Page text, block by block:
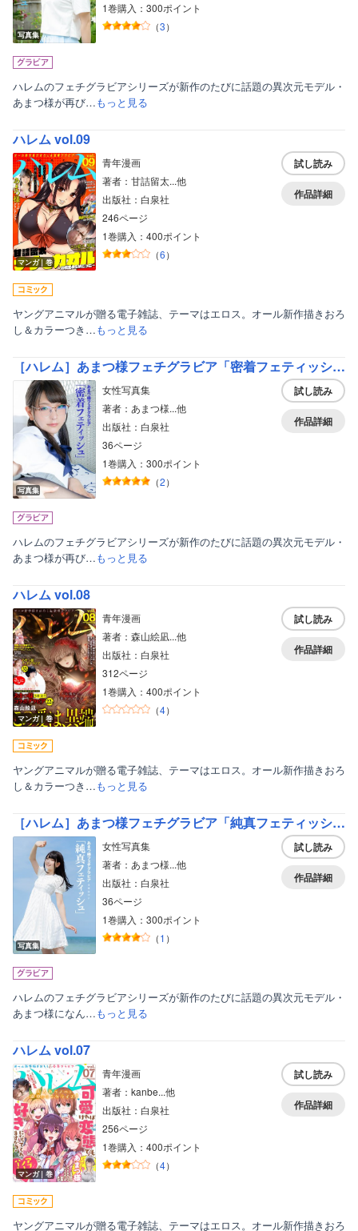
写真集
1巻購入：300ポイント
（3）
ハレムのフェチグラビアシリーズが新作のたびに話題の異次元モデル・
あまつ様が再び…もっと見る
ハレム vol.09
マンガ｜巻
青年漫画
著者：甘詰留太...他
出版社：白泉社
246ページ
1巻購入：400ポイント
（6）
試し読み
作品詳細
ヤングアニマルが贈る電子雑誌、テーマはエロス。オール新作描きおろ
し＆カラーつき…もっと見る
［ハレム］あまつ様フェチグラビア「密着フェティッシュ」【美麗版32P】
写真集
女性写真集
著者：あまつ様...他
出版社：白泉社
36ページ
1巻購入：300ポイント
（2）
試し読み
作品詳細
ハレムのフェチグラビアシリーズが新作のたびに話題の異次元モデル・
あまつ様が再び…もっと見る
ハレム vol.08
マンガ｜巻
青年漫画
著者：森山絵凪...他
出版社：白泉社
312ページ
1巻購入：400ポイント
（4）
試し読み
作品詳細
ヤングアニマルが贈る電子雑誌、テーマはエロス。オール新作描きおろ
し＆カラーつき…もっと見る
［ハレム］あまつ様フェチグラビア「純真フェティッシュ」【美麗版32P】
写真集
女性写真集
著者：あまつ様...他
出版社：白泉社
36ページ
1巻購入：300ポイント
（1 ）
試し読み
作品詳細
ハレムのフェチグラビアシリーズが新作のたびに話題の異次元モデル・
あまつ様になん…もっと見る
ハレム vol.07
マンガ｜巻
青年漫画
著者：kanbe...他
出版社：白泉社
256ページ
1巻購入：400ポイント
（4）
試し読み
作品詳細
ヤングアニマルが贈る電子雑誌、テーマはエロス。オール新作描きおろ
ボーイズラブ
美女・美少女